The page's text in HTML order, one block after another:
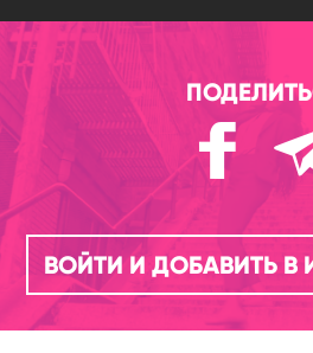
ВОЙТИ И ДОБАВИТЬ В